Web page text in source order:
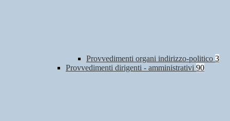
Provvedimenti organi indirizzo-politico 3
Provvedimenti dirigenti - amministrativi 90